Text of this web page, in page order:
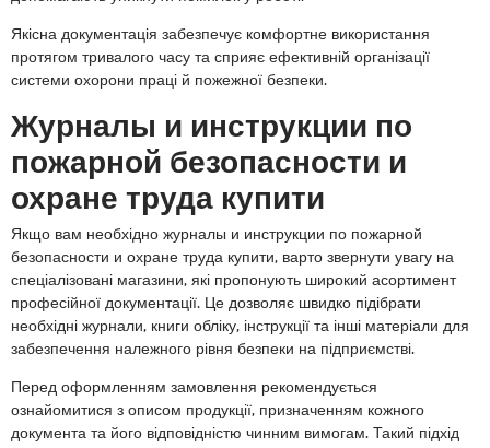
Якісна документація забезпечує комфортне використання
протягом тривалого часу та сприяє ефективній організації
системи охорони праці й пожежної безпеки.
Журналы и инструкции по
пожарной безопасности и
охране труда купити
Якщо вам необхідно журналы и инструкции по пожарной
безопасности и охране труда купити, варто звернути увагу на
спеціалізовані магазини, які пропонують широкий асортимент
професійної документації. Це дозволяє швидко підібрати
необхідні журнали, книги обліку, інструкції та інші матеріали для
забезпечення належного рівня безпеки на підприємстві.
Перед оформленням замовлення рекомендується
ознайомитися з описом продукції, призначенням кожного
документа та його відповідністю чинним вимогам. Такий підхід